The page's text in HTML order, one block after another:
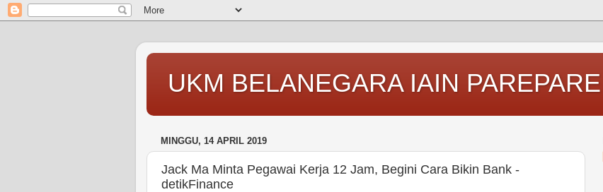
UKM BELANEGARA IAIN PAREPARE
MINGGU, 14 APRIL 2019
Jack Ma Minta Pegawai Kerja 12 Jam, Begini Cara Bikin Bank -
detikFinance